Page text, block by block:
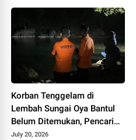
Korban Tenggelam di
Lembah Sungai Oya Bantul
Belum Ditemukan, Pencarian
Dilanjutkan Selasa
July 20, 2026